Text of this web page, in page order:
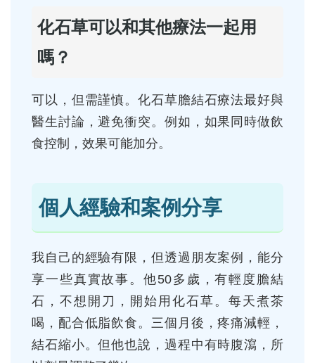
化石草可以和其他療法一起用
嗎？
可以，但需謹慎。化石草膽結石療法最好與
醫生討論，避免衝突。例如，如果同時做飲
食控制，效果可能加分。
個人經驗和案例分享
我自己的經驗有限，但透過朋友案例，能分
享一些真實故事。他50多歲，有輕度膽結
石，不想開刀，開始用化石草。每天煮茶
喝，配合低脂飲食。三個月後，疼痛減輕，
結石縮小。但他也說，過程中有時腹瀉，所